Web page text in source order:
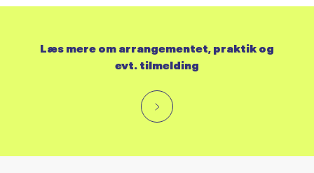
Læs mere om arrangementet, praktik og
evt. tilmelding